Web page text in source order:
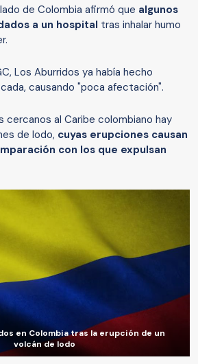
de Colombia afirmó que algunos
a un hospital tras inhalar humo
Los Aburridos ya había hecho
causando "poca afectación".
cercanos al Caribe colombiano hay
de lodo, cuyas erupciones causan
con los que expulsan
en Colombia tras la erupción de un
volcán de lodo